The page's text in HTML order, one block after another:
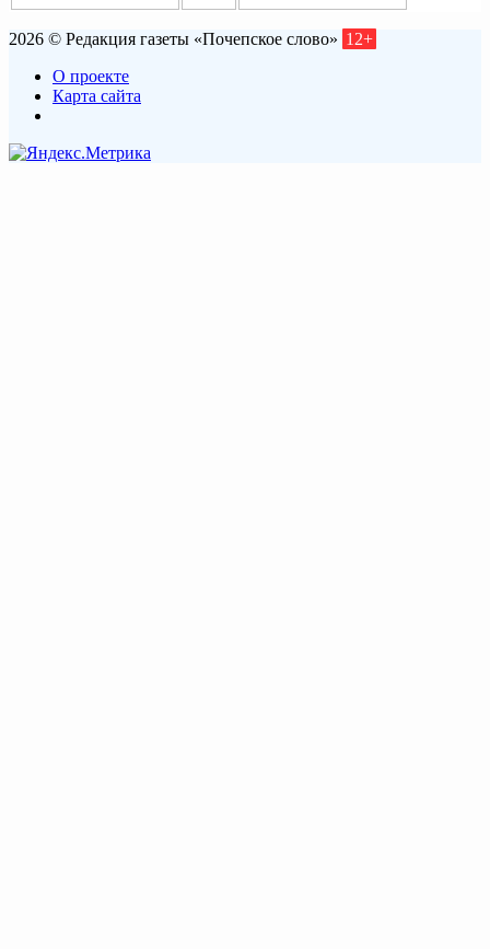
2026 © Редакция газеты «Почепское слово» 12+
О проекте
Карта сайта